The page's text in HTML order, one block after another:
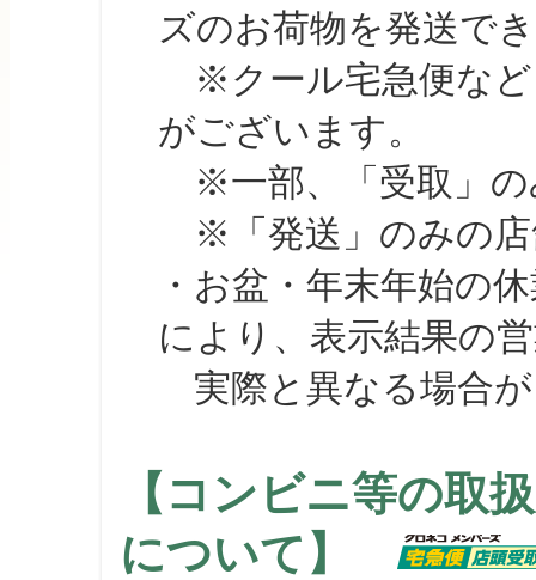
ズのお荷物を発送で
※クール宅急便など
がございます。
※一部、「受取」の
※「発送」のみの店
・お盆・年末年始の
により、表示結果の
実際と異なる場合が
【コンビニ等の取
について】